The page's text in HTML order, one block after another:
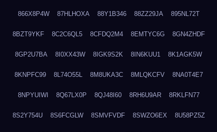
866X8P4W 87HLHOXA 88Y1B346 88ZZ29JA 895NL72T
8BZT9YKF 8C2C6QL5 8CFDQ2M4 8EMTYC6G 8GN4ZHDF
8GP2U7BA 8I0XX43W 8IGK9S2K 8IN6KUU1 8K1AGK5W
8KNPFC99 8L74O55L 8M8UKA3C 8MLQKCFV 8NA0T4E7
8NPYUIWI 8Q67LX0P 8QJ48I60 8RH6U9AR 8RKLFN77
8S2Y754U 8S6FCGLW 8SMVFVDF 8SWZO6EX 8U58PZ5Z